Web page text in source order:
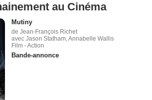
au Cinéma
Mutiny
de Jean-François Richet
avec Jason Statham, Annabelle Wallis
Film - Action
Bande-annonce